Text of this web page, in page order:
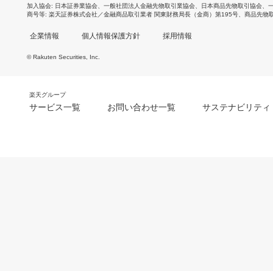
加入協会 日本証券業協会 一般社団法人金融先物取引業協会 日本商品先物取引協会
商号等 楽天証券株式会社／金融商品取引業者 関東財務局長（金商）第195号、商品先物
企業情報 個人情報保護方針 採用情報
© Rakuten Securities, Inc.
楽天グループ
サービス一覧 お問い合わせ一覧 サステナビリティ